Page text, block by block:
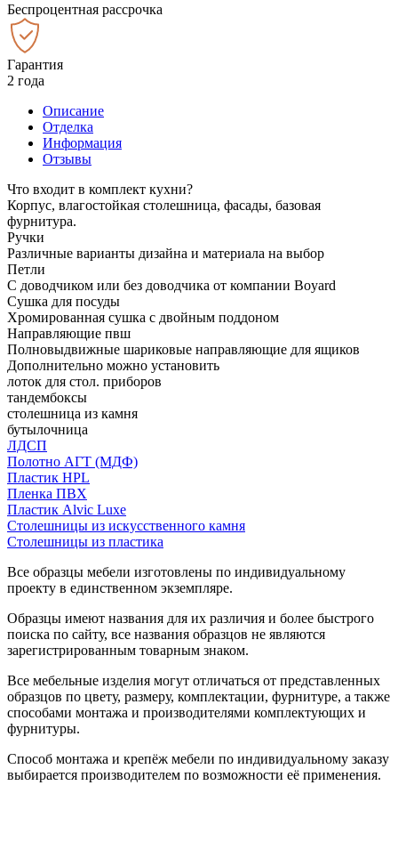
Беспроцентная рассрочка
Гарантия
2 года
Описание
Отделка
Информация
Отзывы
Что входит в комплект кухни?
Корпус, влагостойкая столешница, фасады, базовая
фурнитура.
Ручки
Различные варианты дизайна и материала на выбор
Петли
С доводчиком или без доводчика от компании Boyard
Сушка для посуды
Хромированная сушка с двойным поддоном
Направляющие пвш
Полновыдвижные шариковые направляющие для ящиков
Дополнительно можно установить
лоток для стол. приборов
тандембоксы
столешница из камня
бутылочница
ЛДСП
Полотно АГТ (МДФ)
Пластик HPL
Пленка ПВХ
Пластик Alvic Luxe
Столешницы из искусственного камня
Столешницы из пластика
Все образцы мебели изготовлены по индивидуальному
проекту в единственном экземпляре.
Образцы имеют названия для их различия и более быстрого
поиска по сайту, все названия образцов не являются
зарегистрированным товарным знаком.
Все мебельные изделия могут отличаться от представленных
образцов по цвету, размеру, комплектации, фурнитуре, а также
способами монтажа и производителями комплектующих и
фурнитуры.
Способ монтажа и крепёж мебели по индивидуальному заказу
выбирается производителем по возможности её применения.